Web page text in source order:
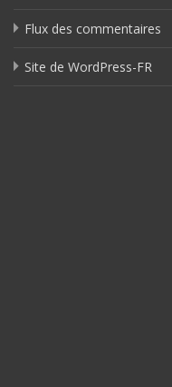
Flux des commentaires
Site de WordPress-FR